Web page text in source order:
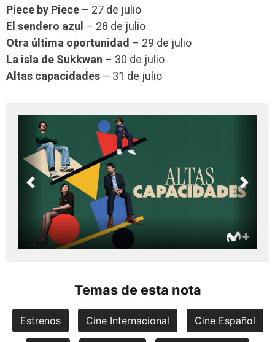
Piece by Piece – 27 de julio
El sendero azul – 28 de julio
Otra última oportunidad – 29 de julio
La isla de Sukkwan – 30 de julio
Altas capacidades – 31 de julio
Previous Next
Temas de esta nota
Estrenos Cine Internacional Cine Español